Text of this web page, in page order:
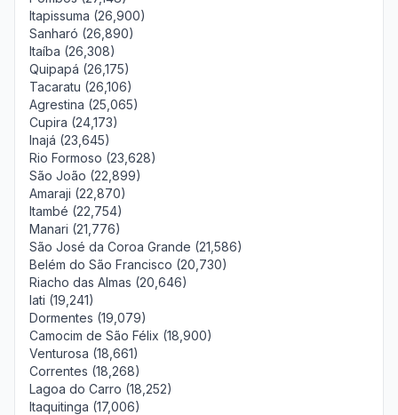
Itapissuma (26,900)
Sanharó (26,890)
Itaíba (26,308)
Quipapá (26,175)
Tacaratu (26,106)
Agrestina (25,065)
Cupira (24,173)
Inajá (23,645)
Rio Formoso (23,628)
São João (22,899)
Amaraji (22,870)
Itambé (22,754)
Manari (21,776)
São José da Coroa Grande (21,586)
Belém do São Francisco (20,730)
Riacho das Almas (20,646)
Iati (19,241)
Dormentes (19,079)
Camocim de São Félix (18,900)
Venturosa (18,661)
Correntes (18,268)
Lagoa do Carro (18,252)
Itaquitinga (17,006)